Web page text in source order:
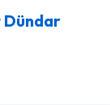
Dündar